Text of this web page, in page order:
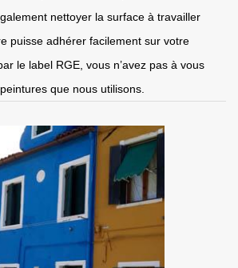
nettoyer la surface à travailler
puisse adhérer facilement sur votre
le label RGE, vous n’avez pas à vous
que nous utilisons.